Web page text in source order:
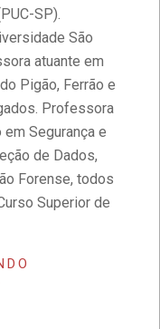
SP).
São
atuante em
Pigão, Ferrão e
Professora
Segurança e
de Dados,
Forense, todos
Superior de